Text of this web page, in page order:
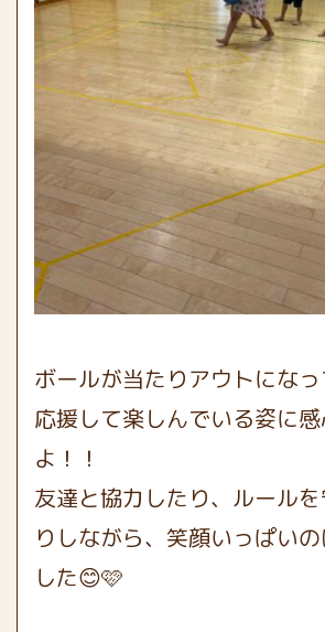
ボールが当たりアウトにな
応援して楽しんでいる姿に
よ！！
友達と協力したり、ルール
りしながら、笑顔いっぱい
した😊🩷